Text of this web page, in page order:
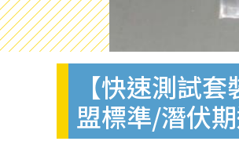
【快速測試
盟標準/潛伏